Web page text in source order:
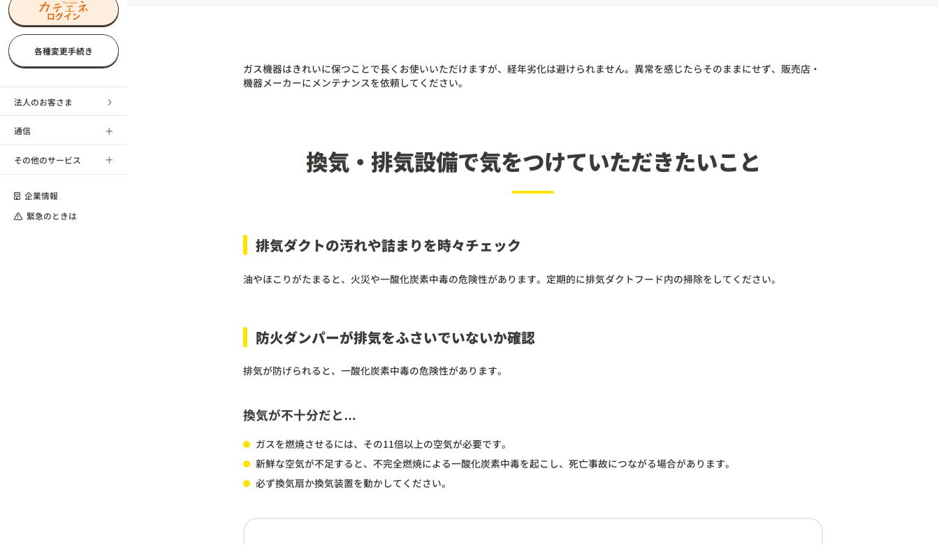
ログイン
各種変更手続き
法人のお客さま
通信
その他のサービス
企業情報
緊急のときは
ガス機器はきれいに保つことで長くお使いいただけますが、経年劣化は避けられません。異常を感じたらそのままにせず、販売店・
機器メーカーにメンテナンスを依頼してください。
換気・排気設備で気をつけていただきたいこと
排気ダクトの汚れや詰まりを時々チェック
油やほこりがたまると、火災や一酸化炭素中毒の危険性があります。定期的に排気ダクトフード内の掃除をしてください。
防火ダンパーが排気をふさいでいないか確認
排気が防げられると、一酸化炭素中毒の危険性があります。
換気が不十分だと…
ガスを燃焼させるには、その11倍以上の空気が必要です。
新鮮な空気が不足すると、不完全燃焼による一酸化炭素中毒を起こし、死亡事故につながる場合があります。
必ず換気扇か換気装置を動かしてください。